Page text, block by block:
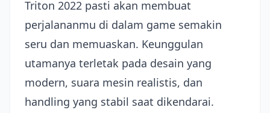
Triton 2022 pasti akan membuat
perjalananmu di dalam game semakin
seru dan memuaskan. Keunggulan
utamanya terletak pada desain yang
modern, suara mesin realistis, dan
handling yang stabil saat dikendarai.